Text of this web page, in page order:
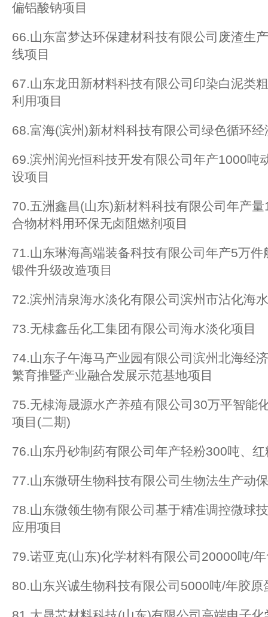
偏铝酸钠项目
66.山东富梦达环保建材科技有限公司废渣生
线项目
67.山东龙田新材料科技有限公司印染白泥类
利用项目
68.富海(滨州)新材料科技有限公司绿色循环
69.滨州润光恒科技开发有限公司年产1000吨
设项目
70.五洲鑫昌(山东)新材料科技有限公司年产
合物材料用环保无卤阻燃剂项目
71.山东琳海高端装备科技有限公司年产5万
锻件升级改造项目
72.滨州清泉海水淡化有限公司滨州市沾化海
73.无棣鑫岳化工集团有限公司海水淡化项目
74.山东子午海马产业园有限公司滨州北海经
繁育推暨产业融合发展示范基地项目
75.无棣海晟源水产养殖有限公司30万平智能
项目(二期)
76.山东丹砂制药有限公司年产轻粉300吨、
77.山东微研生物科技有限公司生物法生产动
78.山东微领生物有限公司基于精准调控微球
应用项目
79.诺亚克(山东)化学材料有限公司20000吨/
80.山东兴诚生物科技有限公司5000吨/年胶原